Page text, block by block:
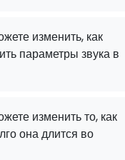
изменить, как
параметры звука в
изменить то, как
она длится во